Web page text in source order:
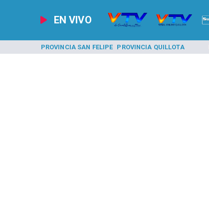
EN VIVO
PROVINCIA SAN FELIPE PROVINCIA QUILLOTA